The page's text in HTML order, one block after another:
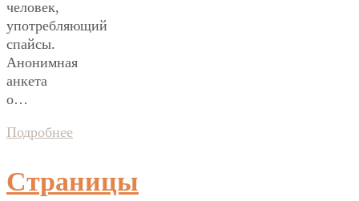
человек,
употребляющий
спайсы.
Анонимная
анкета
о…
Подробнее
Страницы